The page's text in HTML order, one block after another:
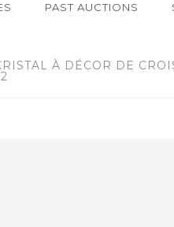
PAST AUCTIONS
À DÉCOR DE